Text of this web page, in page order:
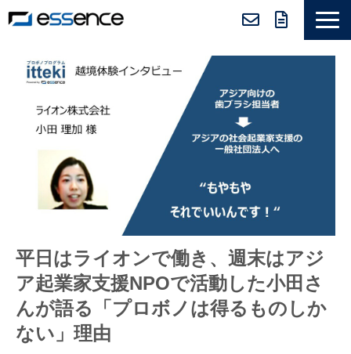
ニュース＆トピックス
会社紹介
導入事例
採用情報
セミナー＆コラム
平日はライオンで働き、週末はアジ
ア起業家支援NPOで活動した小田さ
んが語る「プロボノは得るものしか
ない」理由